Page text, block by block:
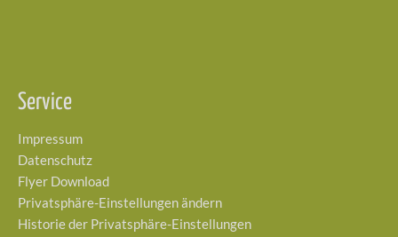
Service
Impressum
Datenschutz
Flyer Download
Privatsphäre-Einstellungen ändern
Historie der Privatsphäre-Einstellungen